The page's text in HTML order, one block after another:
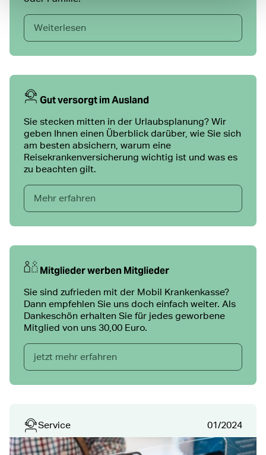
Weiterlesen
Gut versorgt im Ausland
Sie stecken mitten in der Urlaubsplanung? Wir
geben Ihnen einen Überblick darüber, wie Sie sich
am besten absichern, warum eine
Reisekrankenversicherung wichtig ist und was es
zu beachten gilt.
Mehr erfahren
Mitglieder werben Mitglieder
Sie sind zufrieden mit der Mobil Krankenkasse?
Dann empfehlen Sie uns doch einfach weiter. Als
Dankeschön erhalten Sie für jedes geworbene
Mitglied von uns 30,00 Euro.
jetzt mehr erfahren
Service 01/2024